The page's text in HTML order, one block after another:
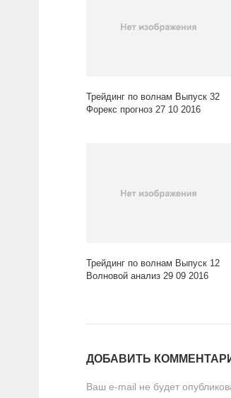
Трейдинг по волнам Выпуск 32
Форекс прогноз 27 10 2016
Трейдинг по волнам Выпуск 12
Волновой анализ 29 09 2016
ДОБАВИТЬ
Ваш e-mail не будет